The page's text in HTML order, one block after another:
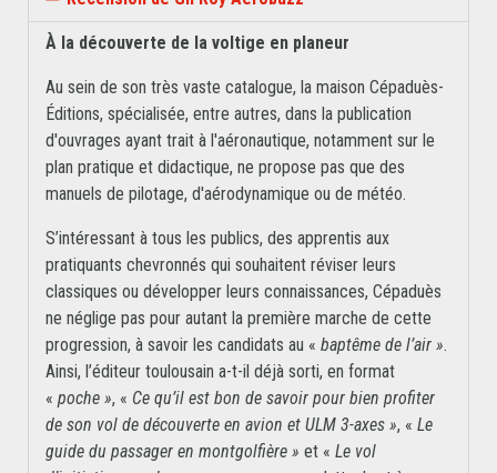
À la découverte de la voltige en planeur
Au sein de son très vaste catalogue, la maison Cépaduès-
Éditions, spécialisée, entre autres, dans la publication
d'ouvrages ayant trait à l'aéronautique, notamment sur le
plan pratique et didactique, ne propose pas que des
manuels de pilotage, d'aérodynamique ou de météo.
S’intéressant à tous les publics, des apprentis aux
pratiquants chevronnés qui souhaitent réviser leurs
classiques ou développer leurs connaissances, Cépaduès
ne néglige pas pour autant la première marche de cette
progression, à savoir les candidats au « baptême de l’air ».
Ainsi, l’éditeur toulousain a-t-il déjà sorti, en format
« poche », « Ce qu’il est bon de savoir pour bien profiter
de son vol de découverte en avion et ULM 3-axes », « Le
guide du passager en montgolfière » et « Le vol